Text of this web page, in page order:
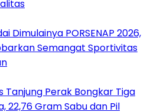
Dimulainya PORSENAP 2026,
Semangat Sportivitas
Tanjung Perak Bongkar Tiga
22,76 Gram Sabu dan Pil